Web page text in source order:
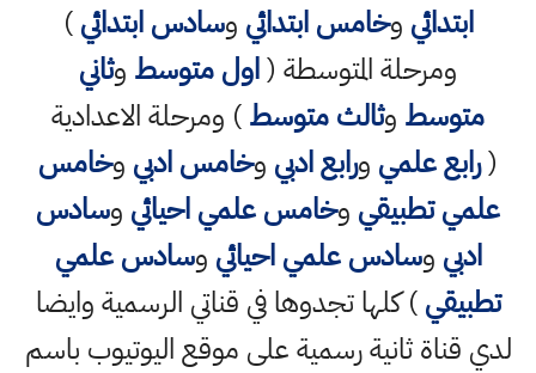
ابتدائي وخامس ابتدائي وسادس ابتدائي)
ومرحلة المتوسطة (اول متوسط وثاني
متوسط وثالث متوسط) ومرحلة الاعدادية
(رابع علمي ورابع ادبي وخامس ادبي وخامس
علمي تطبيقي وخامس علمي احيائي وسادس
ادبي وسادس علمي احيائي وسادس علمي
تطبيقي) كلها تجدوها في قناتي الرسمية وايضا
لدي قناة ثانية رسمية على موقع اليوتيوب باسم